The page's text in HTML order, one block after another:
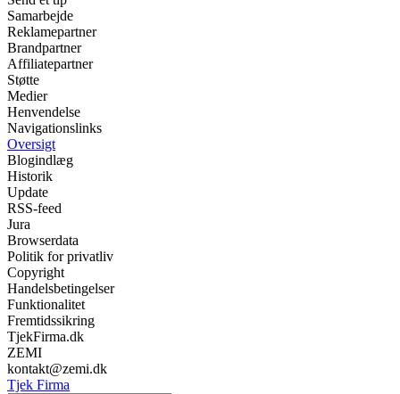
Samarbejde
Reklamepartner
Brandpartner
Affiliatepartner
Støtte
Medier
Henvendelse
Navigationslinks
Oversigt
Blogindlæg
Historik
Update
RSS-feed
Jura
Browserdata
Politik for privatliv
Copyright
Handelsbetingelser
Funktionalitet
Fremtidssikring
TjekFirma.dk
ZEMI
kontakt@zemi.dk
Tjek Firma